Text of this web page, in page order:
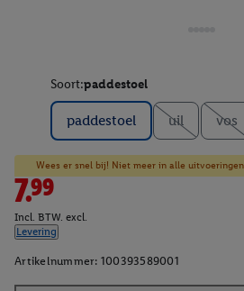
Soort:paddestoel
paddestoel uil vos
Wees er snel bij! Niet meer in alle uitvoeringen
7.99
Incl. BTW. excl.
Levering
Artikelnummer: 100393589001